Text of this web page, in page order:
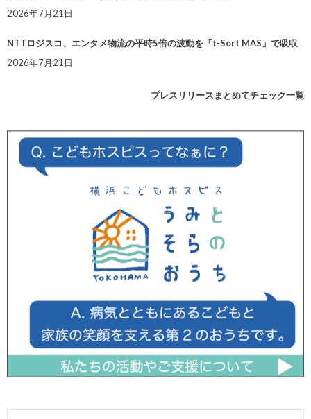
2026年7月21日
NTTロジスコ、エンタメ物流の平時5倍の波動を「t-Sort MAS」で吸収
2026年7月21日
プレスリリースまとめてチェック一覧